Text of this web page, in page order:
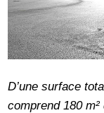
D’une surface
comprend 180